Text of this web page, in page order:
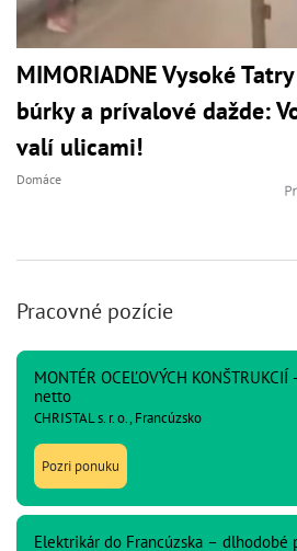
MIMORIADNE Vysoké
búrky a prívalové dažde:
valí ulicami!
Domáce
Pracovné pozície
MONTÉR OCEĽOVÝCH
netto
CHRISTAL s. r. o., Francúzsko
Pozri ponuku
Elektrikár do Francúzska –